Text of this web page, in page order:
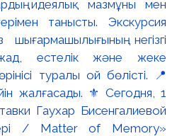
идеялық мазмұны мен
танысты. Экскурсия
негізгі
естелік және жеке
туралы ой бөлісті. 📍
жалғасады. ⚜️ Сегодня, 1
Гаухар Бисенгалиевой
/ Matter of Memory»